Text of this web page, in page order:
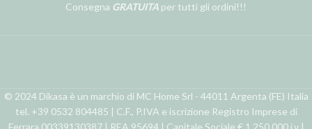
Consegna GRATUITA per tutti gli ordini!!!
© 2024 Dikasa è un marchio di MC Home Srl - 44011 Argenta (FE) Italia
tel. +39 0532 804485 | C.F., P.IVA e iscrizione Registro Imprese di
Ferrara 00339130387 | REA 95694 | Capitale Sociale € 1.250.000 i.v |